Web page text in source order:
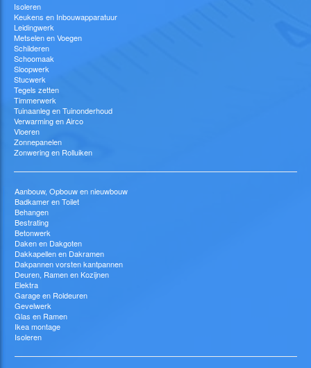
Isoleren
Keukens en Inbouwapparatuur
Leidingwerk
Metselen en Voegen
Schilderen
Schoomaak
Sloopwerk
Stucwerk
Tegels zetten
Timmerwerk
Tuinaanleg en Tuinonderhoud
Verwarming en Airco
Vloeren
Zonnepanelen
Zonwering en Rolluiken
Aanbouw, Opbouw en nieuwbouw
Badkamer en Toilet
Behangen
Bestrating
Betonwerk
Daken en Dakgoten
Dakkapellen en Dakramen
Dakpannen vorsten kantpannen
Deuren, Ramen en Kozijnen
Elektra
Garage en Roldeuren
Gevelwerk
Glas en Ramen
Ikea montage
Isoleren